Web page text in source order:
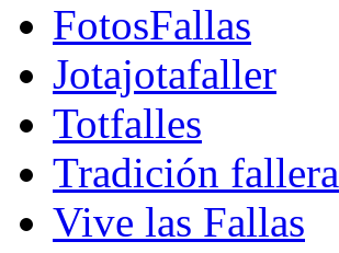
FotosFallas
Jotajotafaller
Totfalles
Tradición fallera
Vive las Fallas